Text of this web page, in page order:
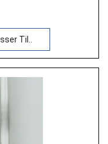
Til..